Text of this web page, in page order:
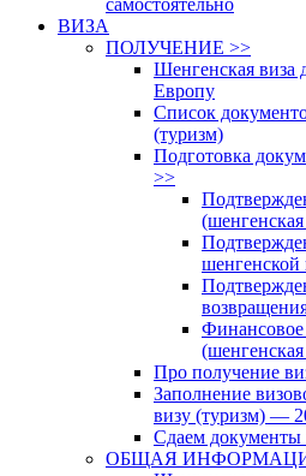
ВИЗА
ПОЛУЧЕНИЕ >>
Шенгенская виза
Европу
Список
(туризм)
Подготовка
>>
шенгенской
Финансовое
Про получение
Заполнение
визу (туризм) —
Сдаем документы
ОБЩАЯ